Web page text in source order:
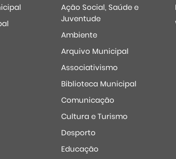
Ação Social, Saúde e
Juventude
Ambiente
Arquivo Municipal
Associativismo
Biblioteca Municipal
Comunicação
Cultura e Turismo
Desporto
Educação